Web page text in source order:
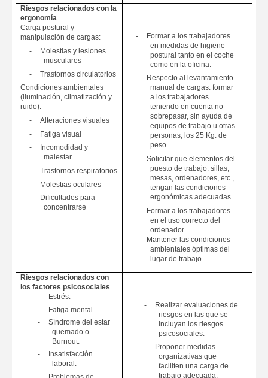
Riesgos relacionados con la
ergonomía
Carga postural y
manipulación de cargas:
-
Molestias y lesiones
musculares
-
Trastornos circulatorios
Condiciones ambientales
(iluminación, climatización y
ruido):
-
Alteraciones visuales
-
Fatiga visual
-
Incomodidad y
malestar
-
Trastornos respiratorios
-
Molestias oculares
-
Dificultades para
concentrarse
-
Formar a los trabajadores
en medidas de higiene
postural tanto en el coche
como en la oficina.
-
Respecto al levantamiento
manual de cargas: formar
a los trabajadores
teniendo en cuenta no
sobrepasar, sin ayuda de
equipos de trabajo u otras
personas, los 25 Kg. de
peso.
-
Solicitar que elementos del
puesto de trabajo: sillas,
mesas, ordenadores, etc.,
tengan las condiciones
ergonómicas adecuadas.
-
Formar a los trabajadores
en el uso correcto del
ordenador.
-
Mantener las condiciones
ambientales óptimas del
lugar de trabajo.
Riesgos relacionados con
los factores psicosociales
-
Estrés.
-
Fatiga mental.
-
Síndrome del estar
quemado o
Burnout.
-
Insatisfacción
laboral.
-
Realizar evaluaciones de
riesgos en las que se
incluyan los riesgos
psicosociales.
-
Proponer medidas
organizativas que
faciliten una carga de
trabajo adecuada: